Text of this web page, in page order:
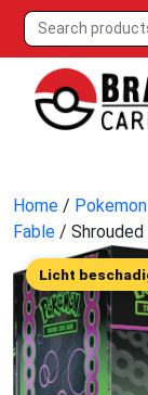
Home / Pokemon
Fable / Shrouded
Licht